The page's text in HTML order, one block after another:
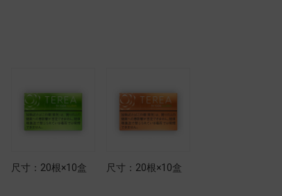
尺寸：20根×10盒 尺寸：20根×10盒